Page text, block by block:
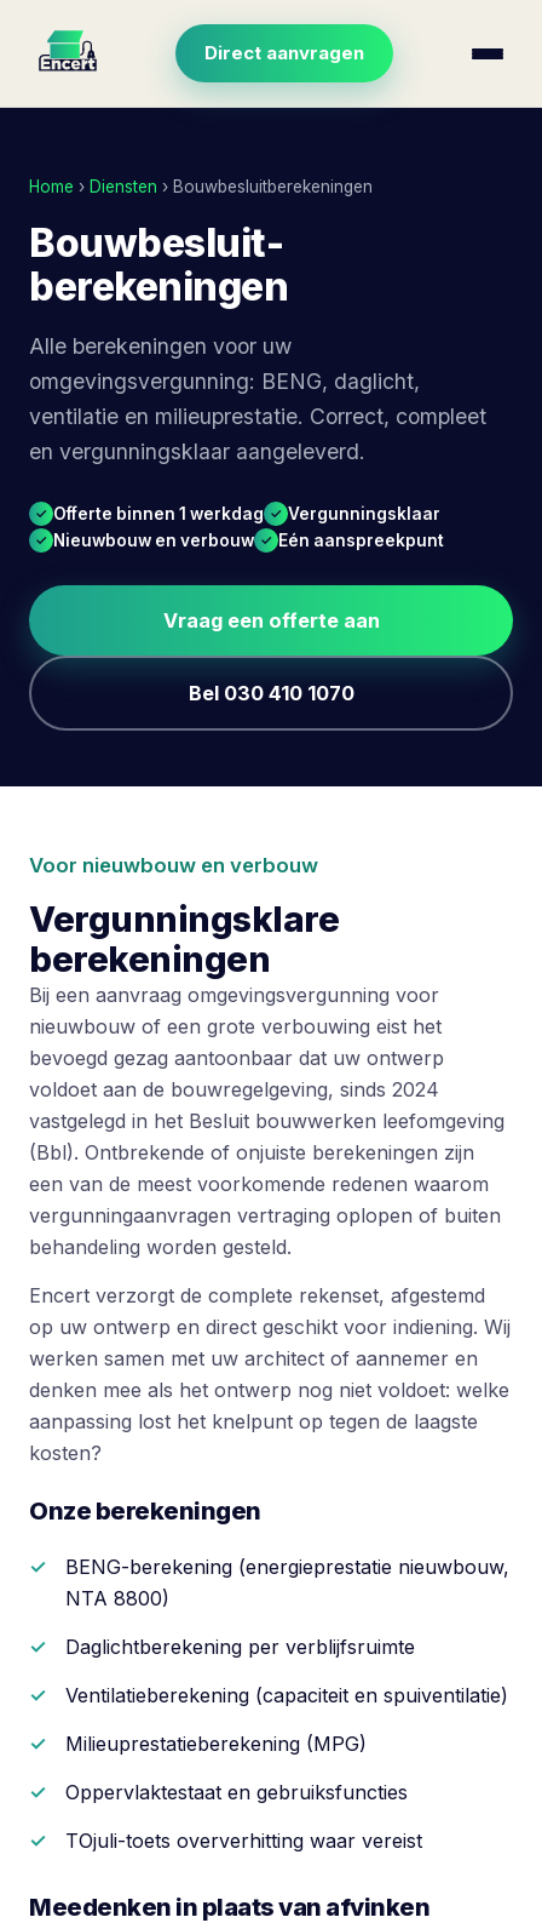
Direct aanvragen
Home › Diensten › Bouwbesluitberekeningen
Bouwbesluit­
berekeningen
Alle berekeningen voor uw
omgevingsvergunning: BENG, daglicht,
ventilatie en milieuprestatie. Correct, compleet
en vergunningsklaar aangeleverd.
Offerte binnen 1 werkdag
Vergunningsklaar
Nieuwbouw en verbouw
Eén aanspreekpunt
Vraag een offerte aan
Bel 030 410 1070
Voor nieuwbouw en verbouw
Vergunningsklare
berekeningen
Bij een aanvraag omgevingsvergunning voor
nieuwbouw of een grote verbouwing eist het
bevoegd gezag aantoonbaar dat uw ontwerp
voldoet aan de bouwregelgeving, sinds 2024
vastgelegd in het Besluit bouwwerken leefomgeving
(Bbl). Ontbrekende of onjuiste berekeningen zijn
een van de meest voorkomende redenen waarom
vergunningaanvragen vertraging oplopen of buiten
behandeling worden gesteld.
Encert verzorgt de complete rekenset, afgestemd
op uw ontwerp en direct geschikt voor indiening. Wij
werken samen met uw architect of aannemer en
denken mee als het ontwerp nog niet voldoet: welke
aanpassing lost het knelpunt op tegen de laagste
kosten?
Onze berekeningen
BENG-berekening (energieprestatie nieuwbouw,
NTA 8800)
Daglichtberekening per verblijfsruimte
Ventilatieberekening (capaciteit en spuiventilatie)
Milieuprestatieberekening (MPG)
Oppervlaktestaat en gebruiksfuncties
TOjuli-toets oververhitting waar vereist
Meedenken in plaats van afvinken